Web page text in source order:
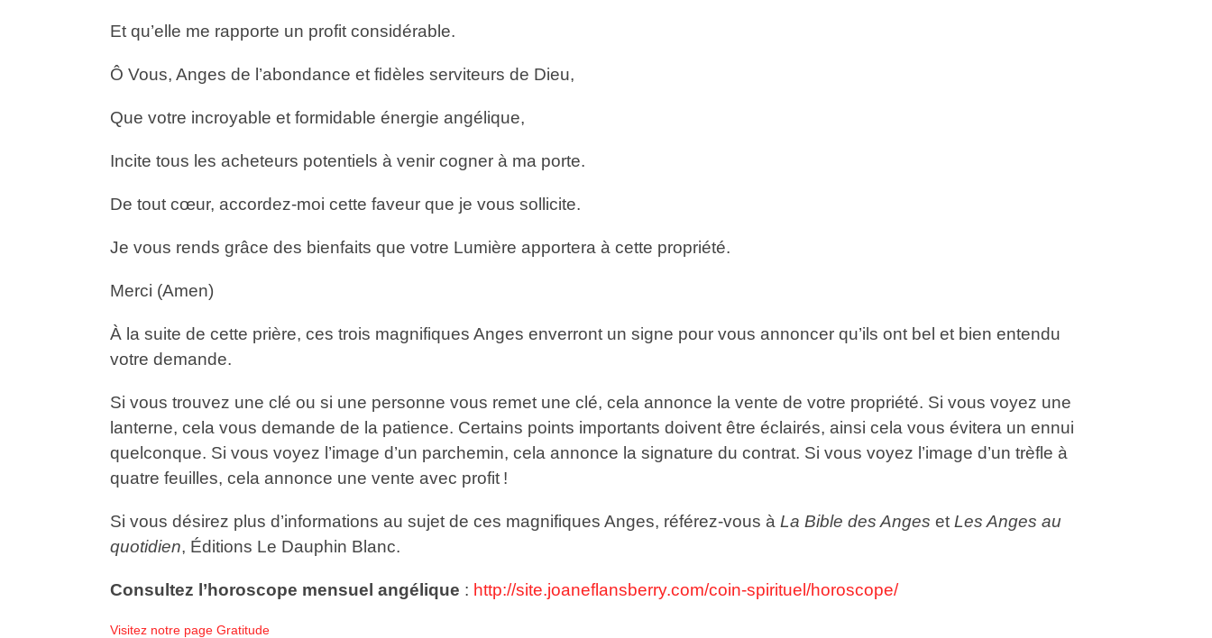
Et qu’elle me rapporte un profit considérable.
Ô Vous, Anges de l’abondance et fidèles serviteurs de Dieu,
Que votre incroyable et formidable énergie angélique,
Incite tous les acheteurs potentiels à venir cogner à ma porte.
De tout cœur, accordez-moi cette faveur que je vous sollicite.
Je vous rends grâce des bienfaits que votre Lumière apportera à cette propriété.
Merci (Amen)
À la suite de cette prière, ces trois magnifiques Anges enverront un signe pour vous annoncer qu’ils ont bel et bien entendu
votre demande.
Si vous trouvez une clé ou si une personne vous remet une clé, cela annonce la vente de votre propriété. Si vous voyez une
lanterne, cela vous demande de la patience. Certains points importants doivent être éclairés, ainsi cela vous évitera un ennui
quelconque. Si vous voyez l’image d’un parchemin, cela annonce la signature du contrat. Si vous voyez l’image d’un trèfle à
quatre feuilles, cela annonce une vente avec profit !
Si vous désirez plus d’informations au sujet de ces magnifiques Anges, référez-vous à La Bible des Anges et Les Anges au
quotidien, Éditions Le Dauphin Blanc.
Consultez l’horoscope mensuel angélique : http://site.joaneflansberry.com/coin-spirituel/horoscope/
Visitez notre page Gratitude